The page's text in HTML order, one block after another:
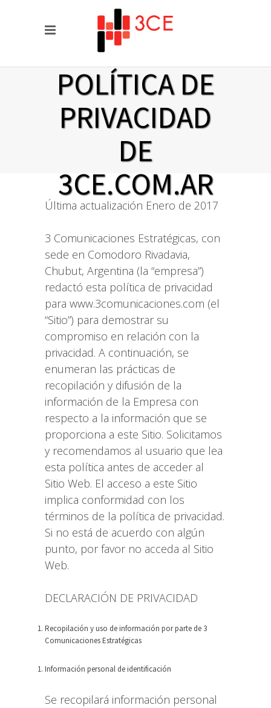
POLÍTICA DE
PRIVACIDAD
DE
3CE.COM.AR
Última actualización Enero de 2017
3 Comunicaciones Estratégicas, con
sede en Comodoro Rivadavia,
Chubut, Argentina (la “empresa”)
redactó esta política de privacidad
para www.3comunicaciones.com (el
“Sitio”) para demostrar su
compromiso en relación con la
privacidad. A continuación, se
enumeran las prácticas de
recopilación y difusión de la
información de la Empresa con
respecto a la información que se
proporciona a este Sitio. Solicitamos
y recomendamos al usuario que lea
esta política antes de acceder al
Sitio Web. El acceso a este Sitio
implica conformidad con los
términos de la política de privacidad.
Si no está de acuerdo con algún
punto, por favor no acceda al Sitio
Web.
DECLARACIÓN DE PRIVACIDAD
Recopilación y uso de información por parte de 3
Comunicaciones Estratégicas
Información personal de identificación
Se recopilará información personal